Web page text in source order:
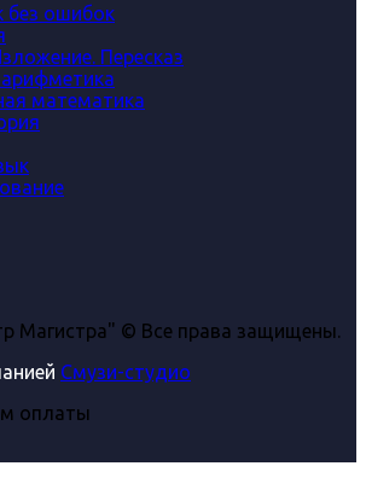
без ошибок
Пересказ
математика
Магистра" © Все права защищены.
Смузи-студио